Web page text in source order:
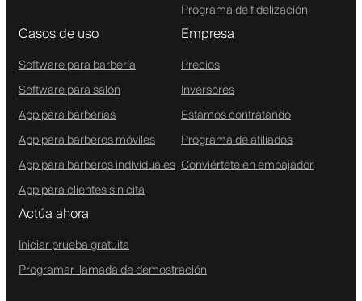
Programa de fidelización
Casos de uso
Software para barbería
Software para salón
App para barberías
App para barberos móviles
App para barberos individuales
App para clientes sin cita
Empresa
Precios
Inversores
Estamos contratando
Programa de afiliados
Conviértete en embajador
Actúa ahora
Iniciar prueba gratuita
Programar llamada de demostración